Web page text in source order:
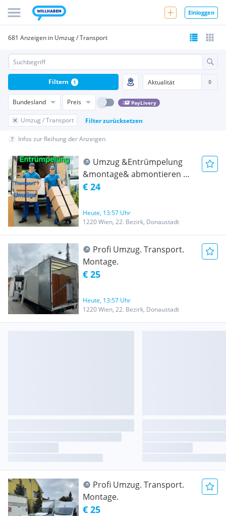
Einloggen
681 Anzeigen in Umzug / Transport
Bundesland Preis PayLivery
Umzug / Transport Filter zurücksetzen
Filtern 1
Infos zur Reihung der Anzeigen
Umzug &Entrümpelung
&montage& abmontieren &
Transport Wien und ganz
€ 24
Heute, 13:57 Uhr
1220 Wien, 22. Bezirk, Donaustadt
Profi Umzug. Transport.
Montage.
€ 25
Heute, 13:57 Uhr
1220 Wien, 22. Bezirk, Donaustadt
Profi Umzug. Transport.
Montage.
€ 25